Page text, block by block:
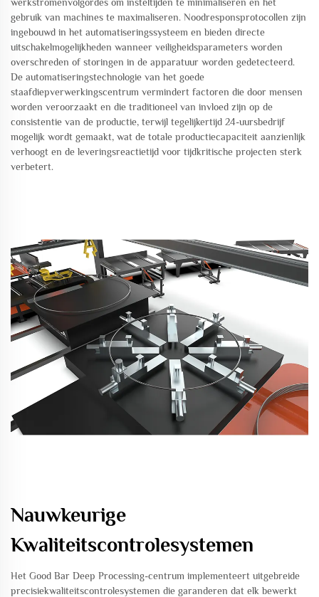
gebruik van machines te maximaliseren. Noodresponsprotocollen zijn
ingebouwd in het automatiseringssysteem en bieden directe
uitschakelmogelijkheden wanneer veiligheidsparameters worden
overschreden of storingen in de apparatuur worden gedetecteerd.
De automatiseringstechnologie van het goede
staafdiepverwerkingscentrum vermindert factoren die door mensen
worden veroorzaakt en die traditioneel van invloed zijn op de
consistentie van de productie, terwijl tegelijkertijd 24-uursbedrijf
mogelijk wordt gemaakt, wat de totale productiecapaciteit aanzienlijk
verhoogt en de leveringsreactietijd voor tijdkritische projecten sterk
verbetert.
Nauwkeurige
Kwaliteitscontrolesystemen
Het Good Bar Deep Processing-centrum implementeert uitgebreide
precisiekwaliteitscontrolesystemen die garanderen dat elk bewerkt